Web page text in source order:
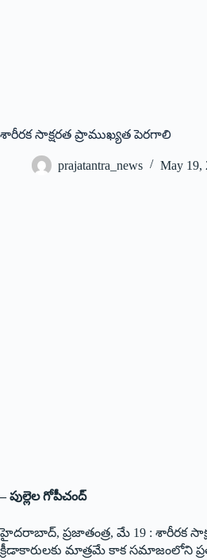
శారీరక సాక్షరత ప్రాముఖ్యత పెరగాలి
prajatantra_news May 19,
– పుల్లెల గోపీచంద్
హైదరాబాద్, ప్రజాతంత్ర, మే 19 : శారీరక
క్రీడాకారులకు మాత్రమే కాక సమాజంలోని